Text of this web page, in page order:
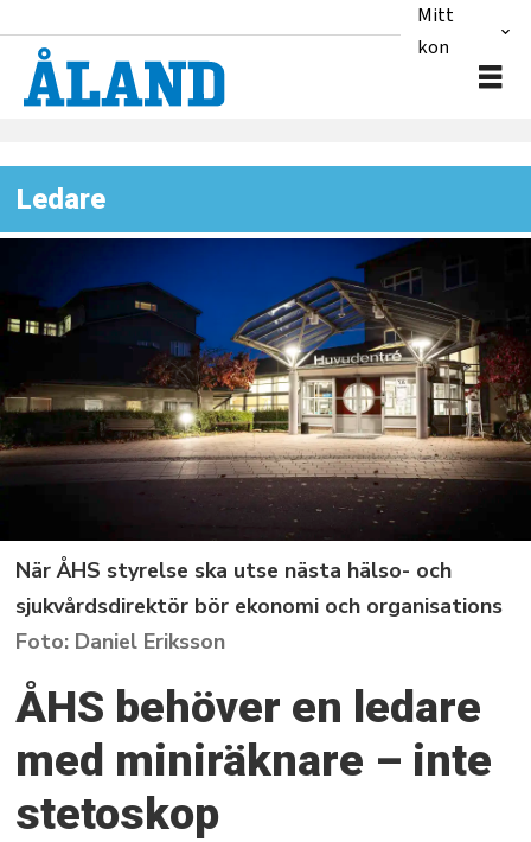
Mitt
konto
Ledare
När ÅHS styrelse ska utse nästa hälso- och
sjukvårdsdirektör bör ekonomi och organisations
Daniel Eriksson
ÅHS behöver en ledare
med miniräknare – inte
stetoskop